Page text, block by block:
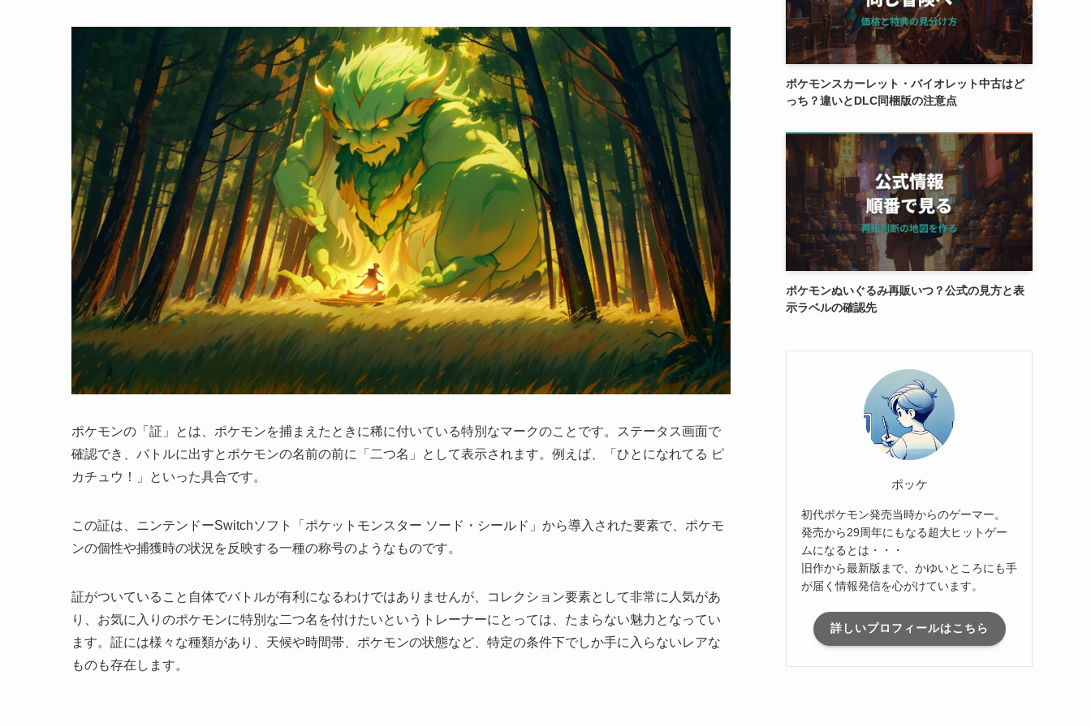
ポケモンの「証」とは、ポケモンを捕まえたときに稀に付いている特別なマークのことです。ステータス画面で
確認でき、バトルに出すとポケモンの名前の前に「二つ名」として表示されます。例えば、「ひとになれてる ピ
カチュウ！」といった具合です。
この証は、ニンテンドーSwitchソフト「ポケットモンスター ソード・シールド」から導入された要素で、ポケモ
ンの個性や捕獲時の状況を反映する一種の称号のようなものです。
証がついていること自体でバトルが有利になるわけではありませんが、コレクション要素として非常に人気があ
り、お気に入りのポケモンに特別な二つ名を付けたいというトレーナーにとっては、たまらない魅力となってい
ます。証には様々な種類があり、天候や時間帯、ポケモンの状態など、特定の条件下でしか手に入らないレアな
ものも存在します。
ポケモンスカーレット・バイオレット中古はど
っち？違いとDLC同梱版の注意点
ポケモンぬいぐるみ再販いつ？公式の見方と表
示ラベルの確認先
ポッケ
初代ポケモン発売当時からのゲーマー。
発売から29周年にもなる超大ヒットゲー
ムになるとは・・・
旧作から最新版まで、かゆいところにも手
が届く情報発信を心がけています。
詳しいプロフィールはこちら